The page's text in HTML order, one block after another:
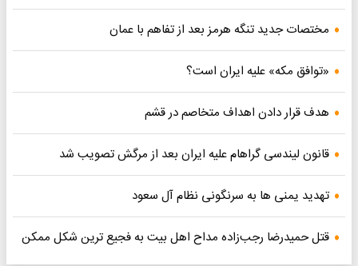
مختصات جدید تنگه هرمز بعد از تفاهم با عمان
«توافق مکه» علیه ایران است؟
هدف قرار دادن اهداف متخاصم در قشم
قانون لیندسی گراهام علیه ایران بعد از مرگش تصویب شد
تهدید یمنی ها به سرنگونی نظام آل سعود
قتل حمیدرضا رجب‌زاده مداح اهل بیت به فجیع ترین شکل ممکن